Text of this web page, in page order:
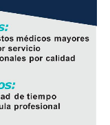
buscan
las
al agua potable
enfrentaron